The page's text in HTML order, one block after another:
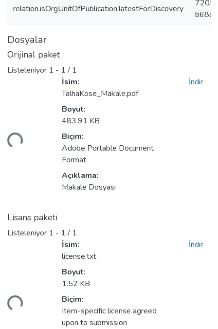
relation.isOrgUnitOfPublication.latestForDiscovery
Dosyalar
Orijinal paket
Listeleniyor 1 - 1 / 1
İsim:
TalhaKose_Makale.pdf
Boyut:
483.91 KB
Biçim:
Adobe Portable Document
Format
Açıklama:
Makale Dosyası
İndir
Lisans paketi
Listeleniyor 1 - 1 / 1
İsim:
license.txt
Boyut:
1.52 KB
Biçim:
Item-specific license agreed
upon to submission
İndir